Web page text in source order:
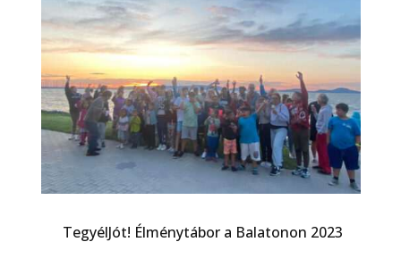
TegyélJót! Élménytábor a Balatonon 2023